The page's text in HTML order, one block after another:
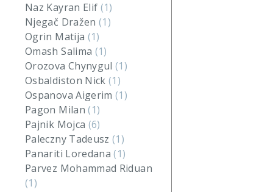
Naz Kayran Elif (1)
Njegač Dražen(1)
Ogrin Matija (1)
Omash Salima (1)
Orozova Chynygul(1)
Osbaldiston Nick(1)
Ospanova Aigerim(1)
Pagon Milan(1)
Pajnik Mojca (6)
Paleczny Tadeusz(1)
Panariti Loredana(1)
Parvez Mohammad Riduan
(1)